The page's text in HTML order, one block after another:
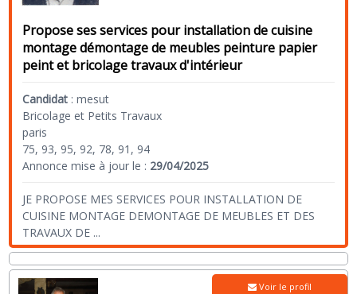
Propose ses services pour installation de cuisine
montage démontage de meubles peinture papier
peint et bricolage travaux d'intérieur
Candidat :mesut
Bricolage et Petits Travaux
paris
75, 93, 95, 92, 78, 91, 94
Annonce mise à jour le : 29/04/2025
JE PROPOSE MES SERVICES POUR INSTALLATION DE
CUISINE MONTAGE DEMONTAGE DE MEUBLES ET DES
TRAVAUX DE ...
Voir le profil